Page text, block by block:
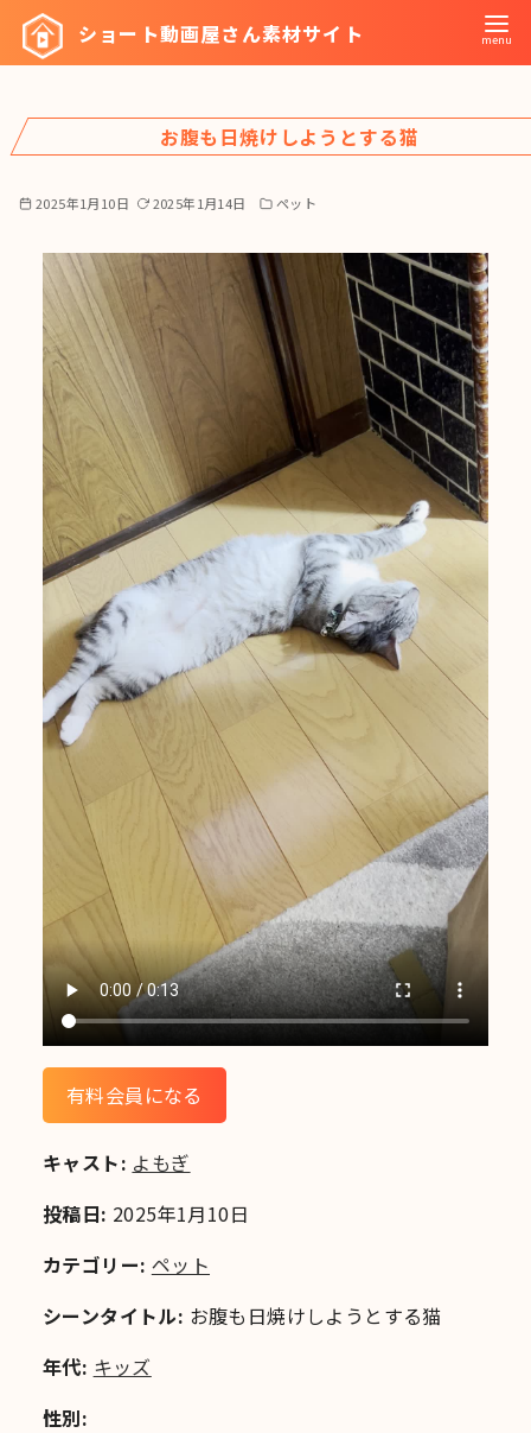
ツ
ショート動画屋さん素材サイト
お腹も日焼けしようとする猫
2025年1月10日 2025年1月14日 ペット
有料会員になる
キャスト: よもぎ
投稿日: 2025年1月10日
カテゴリー: ペット
シーンタイトル: お腹も日焼けしようとする猫
年代: キッズ
性別: